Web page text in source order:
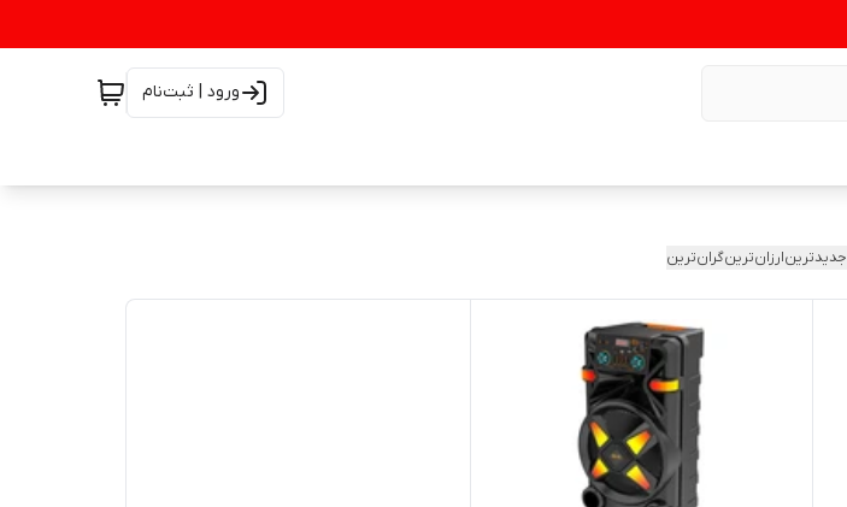
ورود | ثبت‌نام
جدیدترینارزان‌ترینگران‌ترین